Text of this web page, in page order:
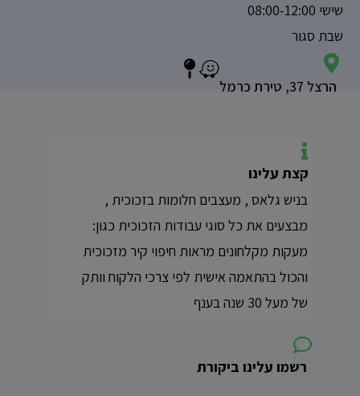
שישי 08:00-12:00
שבת סגור
הרצל 37, טירת כרמל
קצת עלינו
בניש גלאס , מעצבים חלומות בזכוכית ,
מבצעים את כל סוגי עבודות הזכוכית כגון:
מעקות מקלחונים מראות חיפוי קיר מזכוכית
והכול בהתאמה אישית לפי צרכי הלקוח וותק
של מעל 30 שנה בענף
רשמו עלינו ביקורת